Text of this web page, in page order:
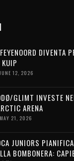
DIVENTA
KUIP
12, 2026
GLIMT INVESTE
ARENA
MAY 21, 2026
JUNIORS
BOMBONERA: